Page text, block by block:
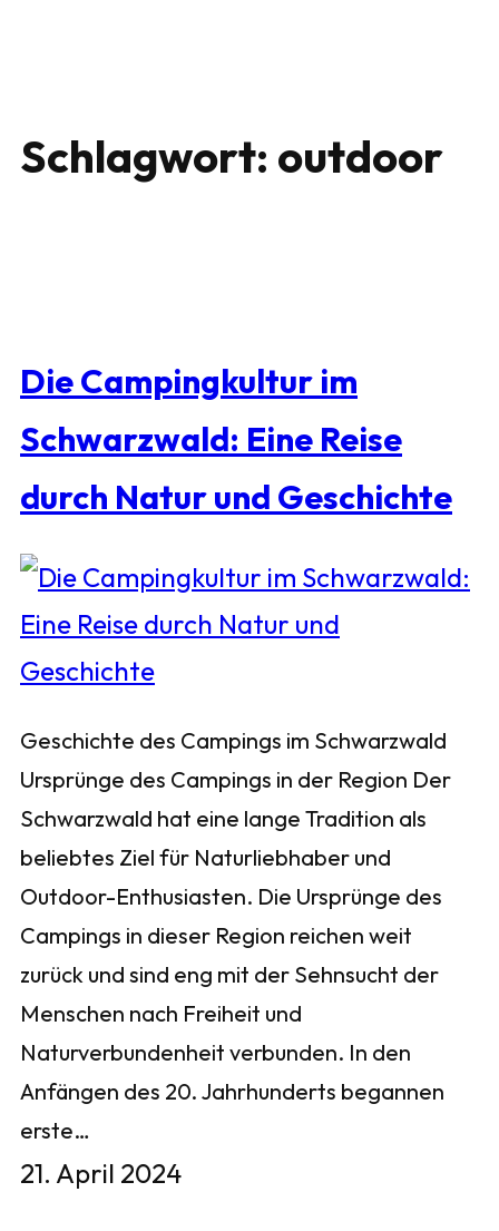
Schlagwort: outdoor
Die Campingkultur im
Schwarzwald: Eine Reise
durch Natur und Geschichte
Geschichte des Campings im Schwarzwald
Ursprünge des Campings in der Region Der
Schwarzwald hat eine lange Tradition als
beliebtes Ziel für Naturliebhaber und
Outdoor-Enthusiasten. Die Ursprünge des
Campings in dieser Region reichen weit
zurück und sind eng mit der Sehnsucht der
Menschen nach Freiheit und
Naturverbundenheit verbunden. In den
Anfängen des 20. Jahrhunderts begannen
erste…
21. April 2024